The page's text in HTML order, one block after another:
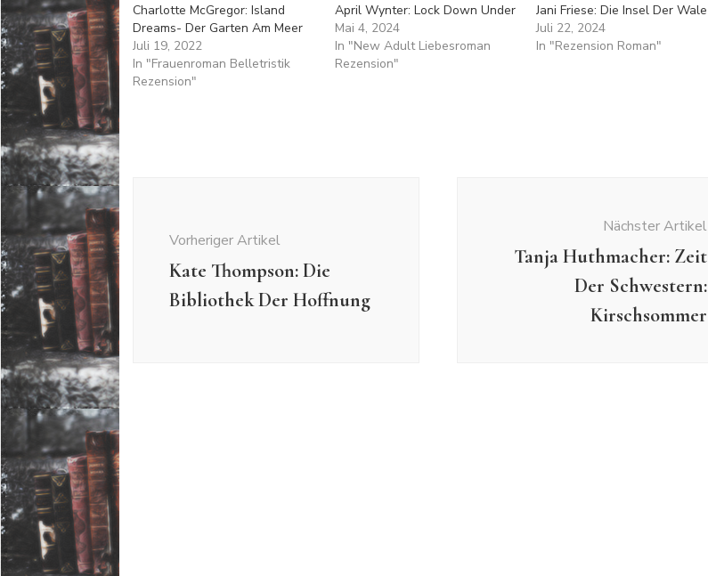
Charlotte McGregor: Island
Dreams- Der Garten Am Meer
Juli 19, 2022
In "Frauenroman Belletristik
Rezension"
April Wynter: Lock Down Under
Mai 4, 2024
In "New Adult Liebesroman
Rezension"
Jani Friese: Die Insel Der Wale
Juli 22, 2024
In "Rezension Roman"
Vorheriger Artikel
Kate Thompson: Die
Bibliothek Der Hoffnung
Nächster Artikel
Tanja Huthmacher: Zeit
Der Schwestern:
Kirschsommer